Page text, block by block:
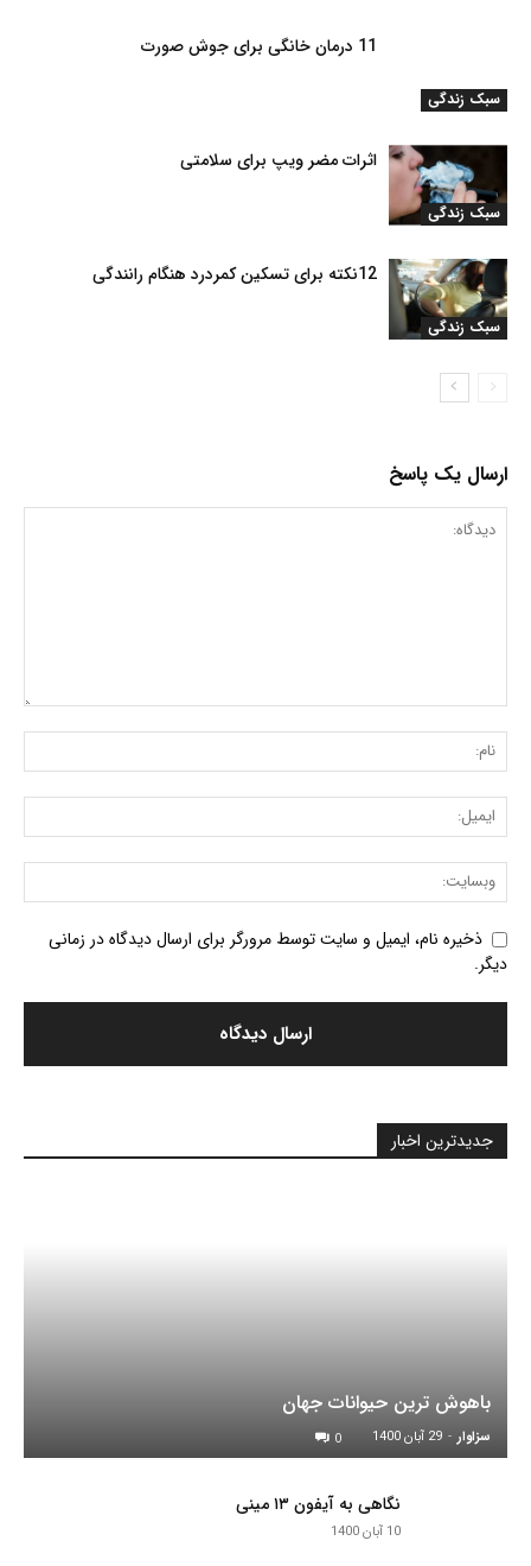
سبک زندگی
11 درمان خانگی برای جوش صورت
سبک زندگی
اثرات مضر ویپ برای سلامتی
سبک زندگی
12نکته برای تسکین کمردرد هنگام رانندگی
ارسال یک پاسخ
ذخیره نام، ایمیل و سایت توسط مرورگر برای ارسال دیدگاه در زمانی
دیگر.
جدیدترین اخبار
باهوش ترین حیوانات جهان
سزاوار - 29 آبان 1400 0
نگاهی به آیفون ۱۳ مینی
10 آبان 1400